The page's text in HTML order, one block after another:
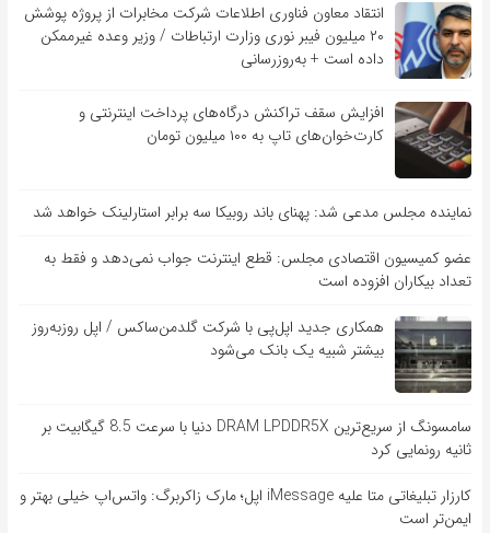
انتقاد معاون فناوری اطلاعات شرکت مخابرات از پروژه پوشش
۲۰ میلیون فیبر نوری وزارت ارتباطات / وزیر وعده غیرممکن
داده است + به‌روزرسانی
افزایش سقف تراکنش درگاه‌های پرداخت اینترنتی و
کارت‌خوان‌های تاپ به ۱۰۰ میلیون تومان
نماینده مجلس مدعی شد: پهنای باند روبیکا سه برابر استارلینک خواهد شد
عضو کمیسیون اقتصادی مجلس: قطع اینترنت جواب نمی‌دهد و فقط به
تعداد بیکاران افزوده است
همکاری جدید اپل‌پی با شرکت گلدمن‌ساکس / اپل روزبه‌روز
بیشتر شبیه یک بانک می‌شود
سامسونگ از سریع‌ترین DRAM LPDDR5X دنیا با سرعت 8.5 گیگابیت بر
ثانیه رونمایی کرد
کارزار تبلیغاتی متا علیه iMessage اپل؛ مارک زاکربرگ: واتس‌اپ خیلی بهتر و
ایمن‌تر است